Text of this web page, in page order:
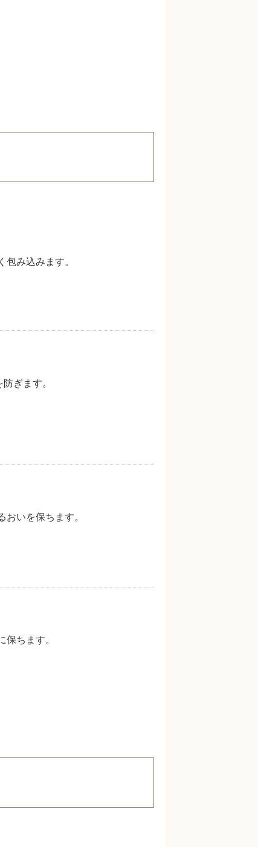
み込みます。
ぎます。
いを保ちます。
ちます。